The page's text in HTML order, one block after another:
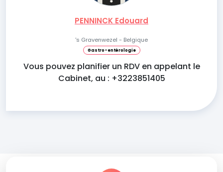
PENNINCK Edouard
's Gravenwezel - Belgique
Gastro-entérologie
Vous pouvez planifier un RDV en appelant le
Cabinet, au : +3223851405